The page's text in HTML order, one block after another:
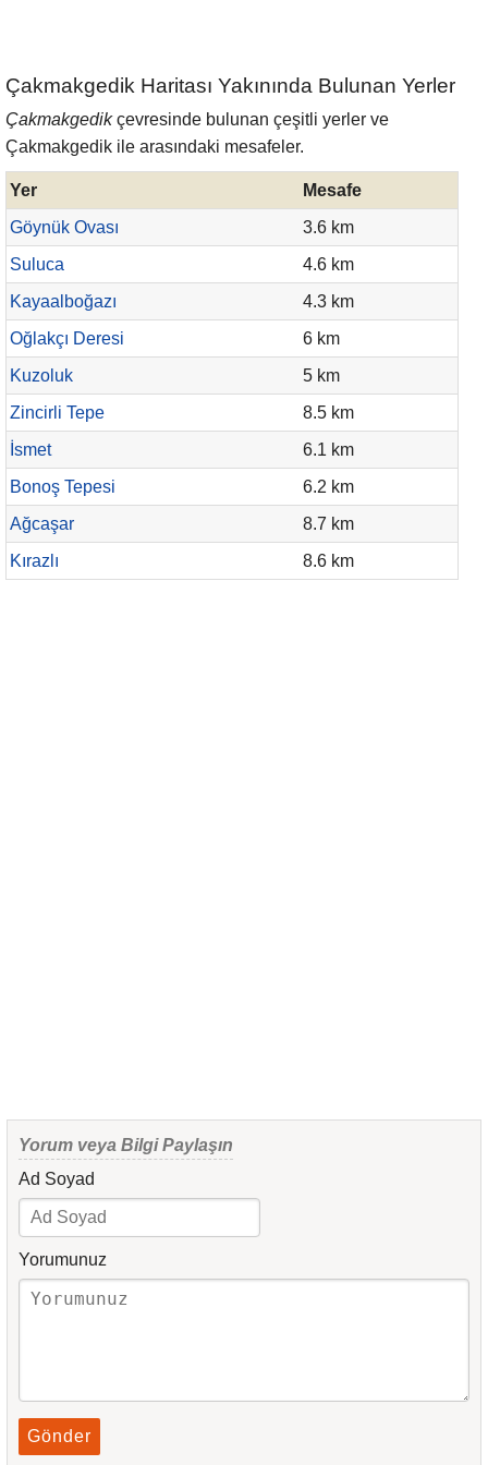
Çakmakgedik Haritası Yakınında Bulunan Yerler
Çakmakgedikçevresinde bulunan çeşitli yerler ve
Çakmakgedik ile arasındaki mesafeler.
Yer
Mesafe
Göynük Ovası
3.6 km
Suluca
4.6 km
Kayaalboğazı
4.3 km
Oğlakçı Deresi
6 km
Kuzoluk
5 km
Zincirli Tepe
8.5 km
İsmet
6.1 km
Bonoş Tepesi
6.2 km
Ağcaşar
8.7 km
Kırazlı
8.6 km
Yorum veya Bilgi Paylaşın
Ad Soyad
Yorumunuz
Gönder